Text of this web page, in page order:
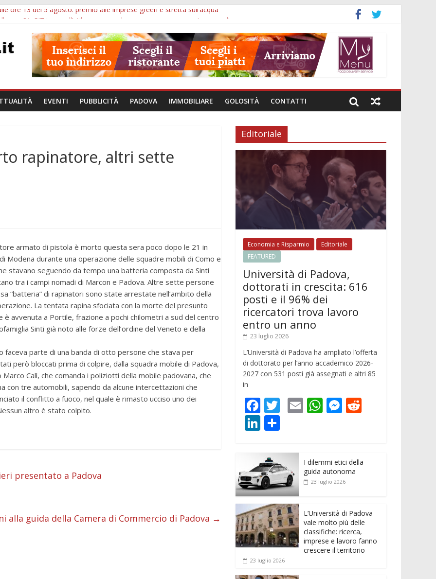
ore 13 del 5 agosto: premio alle imprese green e stretta sull’acqua
tempo alle imprese del Padovano: prorogate le comunicazioni sugli investimenti
non fanno perdere la NASpI: le tutele previste nei casi di violenza di genere
uno studio dell’Università di Padova parte dall’infiammazione intestinale
EVENTI PUBBLICITÀ PADOVA IMMOBILIARE GOLOSITÀ CONTATTI
rapinatore, altri sette
armato di pistola è morto questa sera poco dopo le 21 in
Modena durante una operazione delle squadre mobili di Como e
stavano seguendo da tempo una batteria composta da Sinti
tra i campi nomadi di Marcon e Padova. Altre sette persone
“batteria” di rapinatori sono state arrestate nell’ambito della
La tentata rapina sfociata con la morte del presunto
è avvenuta a Portile, frazione a pochi chilometri a sud del centro
Sinti già noto alle forze dell’ordine del Veneto e della
faceva parte di una banda di otto persone che stava per
però bloccati prima di colpire, dalla squadra mobile di Padova,
Calì, che comanda i poliziotti della mobile padovana, che
con tre automobili, sapendo da alcune intercettazioni che
il conflitto a fuoco, nel quale è rimasto ucciso uno dei
altro è stato colpito.
presentato a Padova
alla guida della Camera di Commercio di Padova →
Editoriale
Economia e Risparmio
Editoriale
FEATURED
Università di Padova,
dottorati in crescita: 616
posti e il 96% dei
ricercatori trova lavoro
entro un anno
23 luglio 2026
L’Università di Padova ha ampliato l’offerta
di dottorato per l’anno accademico 2026-
2027 con 531 posti già assegnati e altri 85
in
F
ac
e
b
o
o
k
T
er
E W
A
p
M
n
g
t
Li
k
e
dI
n
n
di
vi
di
I dilemmi etici della
guida autonoma
23 luglio 2026
L’Università di Padova
vale molto più delle
classifiche: ricerca,
imprese e lavoro fanno
crescere il territorio
23 luglio 2026